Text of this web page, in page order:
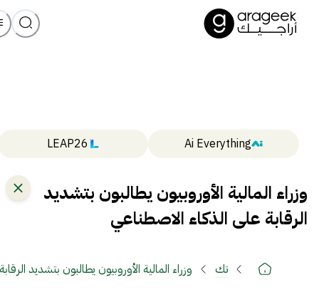
Ai Everything
LEAP26
وزراء المالية الأوروبيون يطالبون بتشديد
الرقابة على الذكاء الاصطناعي
تك وزراء المالية الأوروبيون يطالبون بتشديد